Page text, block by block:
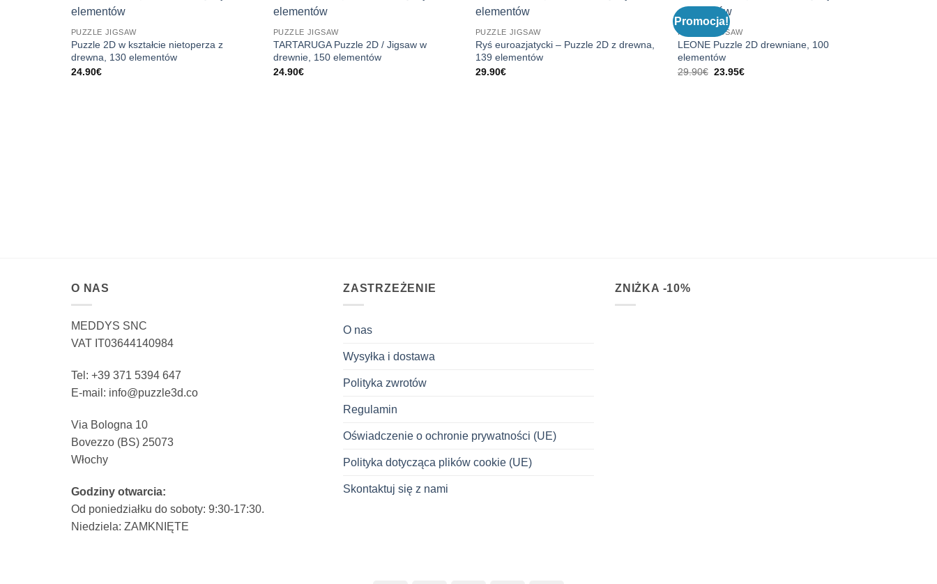
PUZZLE JIGSAW
Puzzle 2D w kształcie nietoperza z
drewna, 130 elementów
24.90€
PUZZLE JIGSAW
TARTARUGA Puzzle 2D / Jigsaw w
drewnie, 150 elementów
24.90€
PUZZLE JIGSAW
Ryś euroazjatycki – Puzzle 2D z drewna,
139 elementów
29.90€
Promocja!
PUZZLE JIGSAW
LEONE Puzzle 2D drewniane, 100
elementów
29.90€ Pierwotna
23.95€Aktualna
O NAS
MEDDYS SNC
VAT IT03644140984
Tel: +39 371 5394 647
E-mail: info@puzzle3d.co
Via Bologna 10
Bovezzo (BS) 25073
Włochy
Godziny otwarcia:
Od poniedziałku do soboty: 9:30-17:30.
Niedziela: ZAMKNIĘTE
ZASTRZEŻENIE
O nas
Wysyłka i dostawa
Polityka zwrotów
Regulamin
Oświadczenie o ochronie prywatności (UE)
Polityka dotycząca plików cookie (UE)
Skontaktuj się z nami
ZNIŻKA -10%